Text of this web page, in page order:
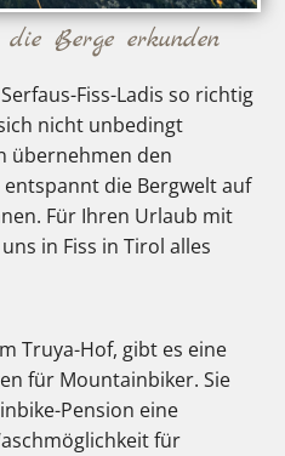
Berge erkunden
Fiss-Ladis so richtig
nicht unbedingt
übernehmen den
die Bergwelt auf
Für Ihren Urlaub mit
in Fiss in Tirol alles
Truya-Hof, gibt es eine
für Mountainbiker. Sie
Pension eine
für